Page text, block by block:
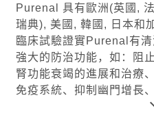
Purenal 具有歐洲(英國,
瑞典), 美國, 韓國, 日本和
臨床試驗證實Purenal有
強大的防治功能，如：阻
腎功能衰竭的進展和治療
免疫系統、抑制幽門增長
leucotriene、除滅痛風、